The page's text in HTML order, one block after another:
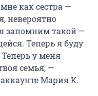
как сестра —
невероятно
запомним такой —
Теперь я буду
у меня
семья, —
Мария К.